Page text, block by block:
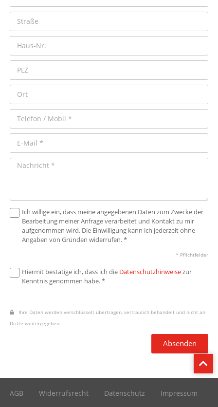
AGB Widerrufsrecht Datenschutz Impressum
Ich willige ein, dass meine angegebenen Daten zum Zwecke der
Bearbeitung meiner Anfrage verarbeitet und Kontakt zu mir
aufgenommen wird. Die Einwilligung kann ich jederzeit ohne
Angaben von Gründen widerrufen. *
* Pflichtfelder
Hiermit bestätige ich, dass ich die Datenschutzhinweisezur
Kenntnis genommen habe. *
Ihre Daten werden verschlüsselt übertragen, vertraulich behandelt und nicht an
Dritte weitergegeben.
Absenden